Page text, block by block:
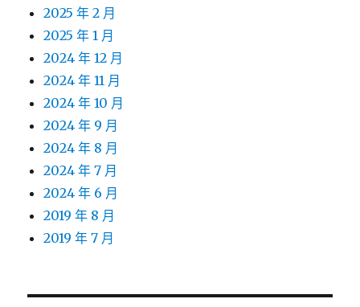
2025 年 2 月
2025 年 1 月
2024 年 12 月
2024 年 11 月
2024 年 10 月
2024 年 9 月
2024 年 8 月
2024 年 7 月
2024 年 6 月
2019 年 8 月
2019 年 7 月